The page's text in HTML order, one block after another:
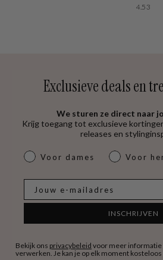
4.53
Exclusieve deals en
We sturen ze direct naar
Krijg toegang tot exclusieve
releases en
dames & heren
Voor dames Voor
INSCHRIJVEN
Bekijk ons privacybeleid voor meer informatie
verwerken. Je kan je op elk moment